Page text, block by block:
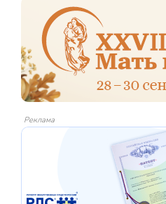
Реклама